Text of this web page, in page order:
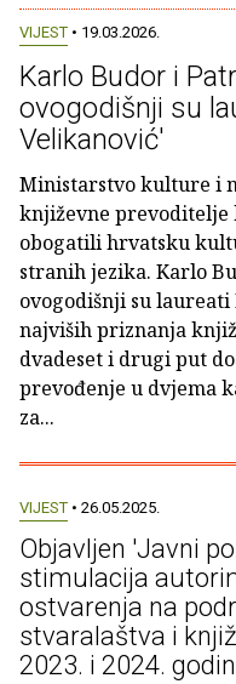
VIJEST • 19.03.2026.
Karlo Budor i
ovogodišnji su
Velikanović'
Ministarstvo kulture i
književne
obogatili hrvatsku
stranih jezika. Karlo
ovogodišnji su
najviših priznanja
dvadeset i drugi put
prevođenje u dvjema
za...
VIJEST • 26.05.2025.
Objavljen 'Javni
stimulacija
ostvarenja na
stvaralaštva i
2023. i 2024.